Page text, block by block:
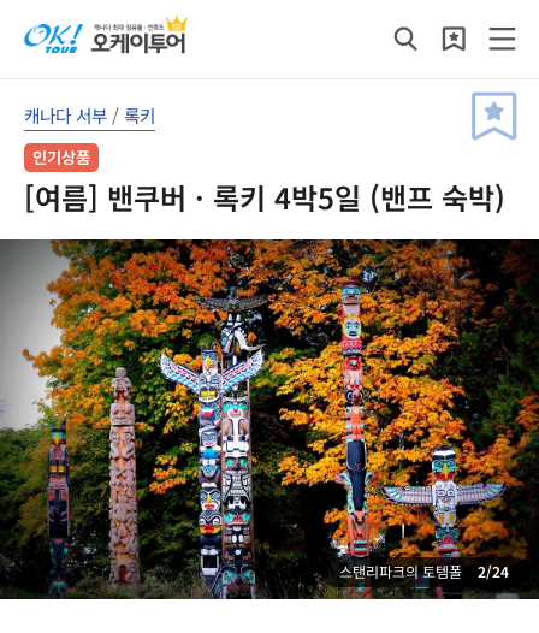
캐나다 서부 /록키
인기상품
[여름] 밴쿠버 · 록키 4박5일 (밴프 숙박)
스탠리파크의 토템폴 2/24